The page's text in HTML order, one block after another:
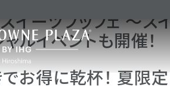
イーツブッフェ ～
ルイベントも開催！
お得に乾杯！ 夏限定